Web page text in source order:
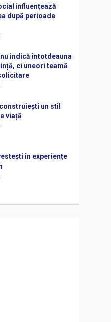
influențează
după perioade
indică întotdeauna
ci uneori teamă
un stil
viață
în experiențe